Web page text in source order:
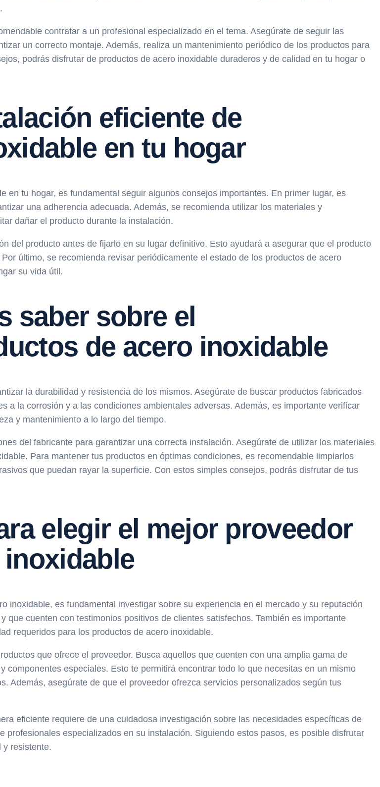
contratar a un profesional especializado en el tema. Asegúrate de seguir las
un correcto montaje. Además, realiza un mantenimiento periódico de los productos para
podrás disfrutar de productos de acero inoxidable duraderos y de calidad en tu hogar o
eficiente de
en tu hogar
en tu hogar, es fundamental seguir algunos consejos importantes. En primer lugar, es
una adherencia adecuada. Además, se recomienda utilizar los materiales y
dañar el producto durante la instalación.
del producto antes de fijarlo en su lugar definitivo. Esto ayudará a asegurar que el producto
último, se recomienda revisar periódicamente el estado de los productos de acero
su vida útil.
saber sobre el
de acero inoxidable
la durabilidad y resistencia de los mismos. Asegúrate de buscar productos fabricados
a la corrosión y a las condiciones ambientales adversas. Además, es importante verificar
y mantenimiento a lo largo del tiempo.
del fabricante para garantizar una correcta instalación. Asegúrate de utilizar los materiales
Para mantener tus productos en óptimas condiciones, es recomendable limpiarlos
que puedan rayar la superficie. Con estos simples consejos, podrás disfrutar de tus
elegir el mejor proveedor
inoxidable, es fundamental investigar sobre su experiencia en el mercado y su reputación
cuenten con testimonios positivos de clientes satisfechos. También es importante
requeridos para los productos de acero inoxidable.
que ofrece el proveedor. Busca aquellos que cuenten con una amplia gama de
especiales. Esto te permitirá encontrar todo lo que necesitas en un mismo
Además, asegúrate de que el proveedor ofrezca servicios personalizados según tus
eficiente requiere de una cuidadosa investigación sobre las necesidades específicas de
profesionales especializados en su instalación. Siguiendo estos pasos, es posible disfrutar
y resistente.